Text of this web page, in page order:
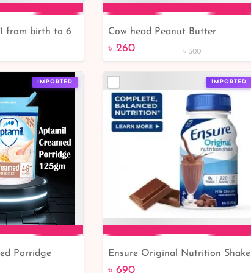
Cart
from birth to 6
Add to Cart
Cow head Peanut Butter
Crackers with Calcium 190gm
৳ 260 ৳ 300
IMPORTED
Cart
Porridge
Online
IMPORTED
Add to Cart
Ensure Original Nutrition Shake
Milk Chocolate 237ml -
৳ 690